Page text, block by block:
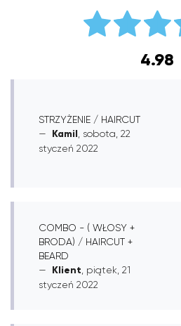
4.98
STRZYŻENIE / HAIRCUT
Kamil , sobota, 22
styczeń 2022
COMBO - ( WŁOSY +
BRODA) / HAIRCUT +
BEARD
Klient , piątek, 21
styczeń 2022